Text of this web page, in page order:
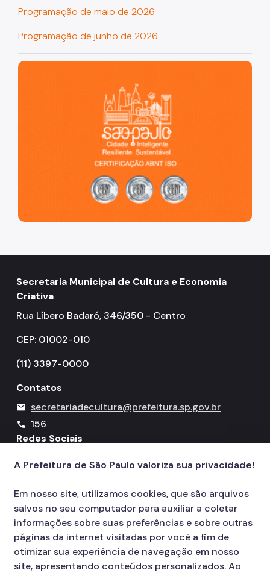
Programação de maio de 2026
Programação de junho de 2026
São Paulo, cidade inteligente, resiliente e sustentável
Secretaria Municipal de Cultura e Economia
Criativa
Rua Líbero Badaró, 346/350 - Centro
CEP: 01002-010
(11) 3397-0000
Contatos
mail secretariadecultura@prefeitura.sp.gov.br
call
156
Redes Sociais
Icone do YouTube
Icone do X
Icone do Instagram
Icone do Facebook
Icone do Flickr
A Prefeitura de São Paulo valoriza sua privacidade!
Em nosso site, utilizamos cookies, que são arquivos
salvos no seu computador para auxiliar a coletar
informações sobre suas preferências e sobre outras
páginas da internet visitadas por você a fim de
otimizar sua experiência de navegação em nosso
site, apresentando conteúdos personalizados. Ao